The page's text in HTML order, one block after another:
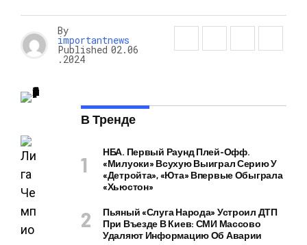
By
importantnews
Published 02.06
.2024
В Тренде
НБА. Первый Раунд Плей-Офф.
«Милуоки» Всухую Выиграл Серию У
«Детройта», «Юта» Впервые Обыграла
«Хьюстон»
Пьяный «слуга Народа» Устроил ДТП
При Въезде В Киев: СМИ Массово
Удаляют Информацию Об Аварии